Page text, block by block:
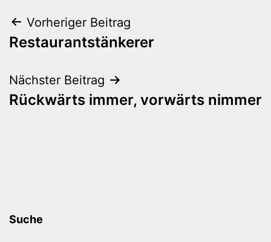
Beitragsnavigation
Vorheriger Beitrag
Restaurantstänkerer
Nächster Beitrag
Rückwärts immer, vorwärts nimmer
Suche